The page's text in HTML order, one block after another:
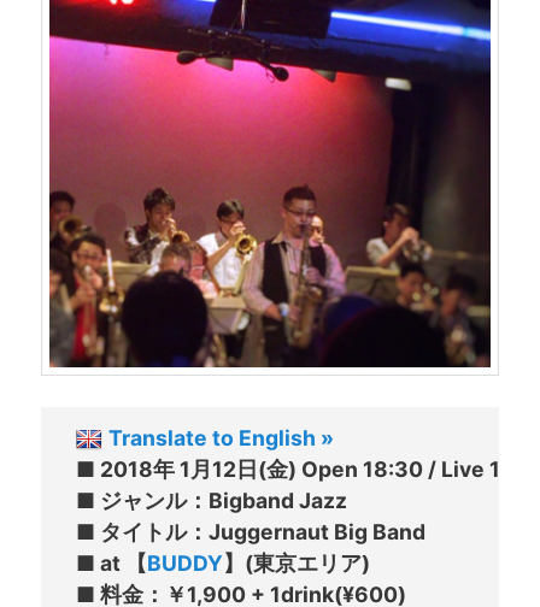
Translate to English »
■ 2018年 1月12日(金) Open 18:30 / Live
■ ジャンル：Bigband Jazz
■ タイトル：Juggernaut Big Band
■ at 【BUDDY】(東京エリア)